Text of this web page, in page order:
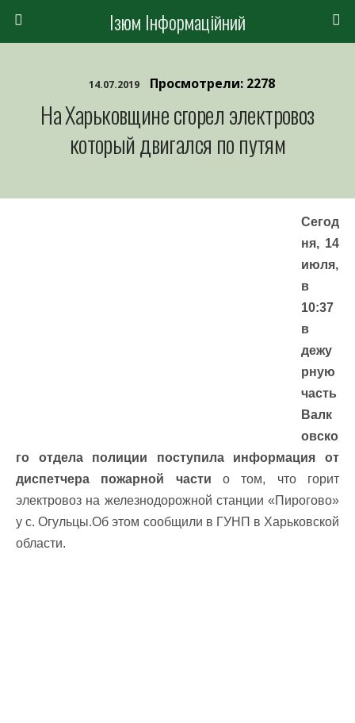
Ізюм Інформаційний
14.07.2019 Просмотрели: 2278
На Харьковщине сгорел электровоз
который двигался по путям
Сегод
ня, 14
июля,
в
10:37
в
дежу
рную
часть
Валк
овско
го отдела полиции поступила информация от
диспетчера пожарной части о том, что горит
электровоз на железнодорожной станции «Пирогово»
у с. Огульцы.Об этом сообщили в ГУНП в Харьковской
области.